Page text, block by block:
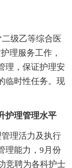
级乙等综合医
理服务工作，
理，保证护理安
临时性任务。现
理管理水平
理活力及执行
理能力，9月份
竞聘为各科护士